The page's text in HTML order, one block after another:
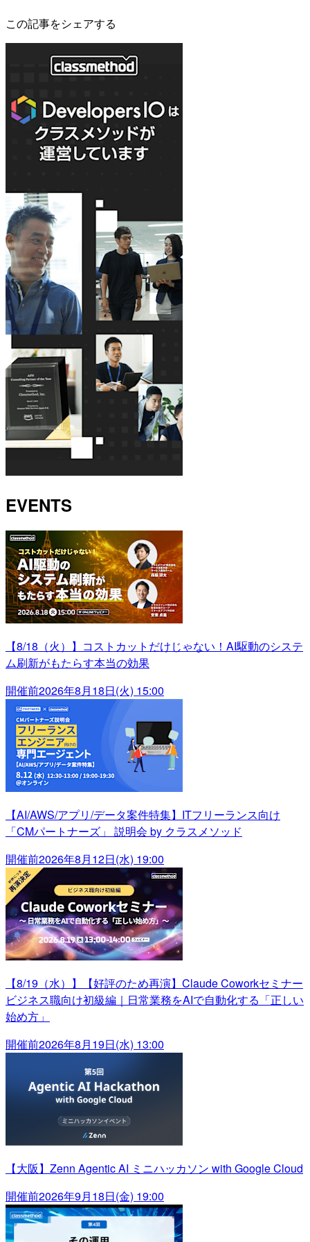
この記事をシェアする
EVENTS
【8/18（火）】コストカットだけじゃない！AI駆動のシステ
ム刷新がもたらす本当の効果
開催前2026年8月18日(火) 15:00
【AI/AWS/アプリ/データ案件特集】ITフリーランス向け
「CMパートナーズ」 説明会 by クラスメソッド
開催前2026年8月12日(水) 19:00
【8/19（水）】【好評のため再演】Claude Coworkセミナー
ビジネス職向け初級編｜日常業務をAIで自動化する「正しい
始め方」
開催前2026年8月19日(水) 13:00
【大阪】Zenn Agentic AI ミニハッカソン with Google Cloud
開催前2026年9月18日(金) 19:00